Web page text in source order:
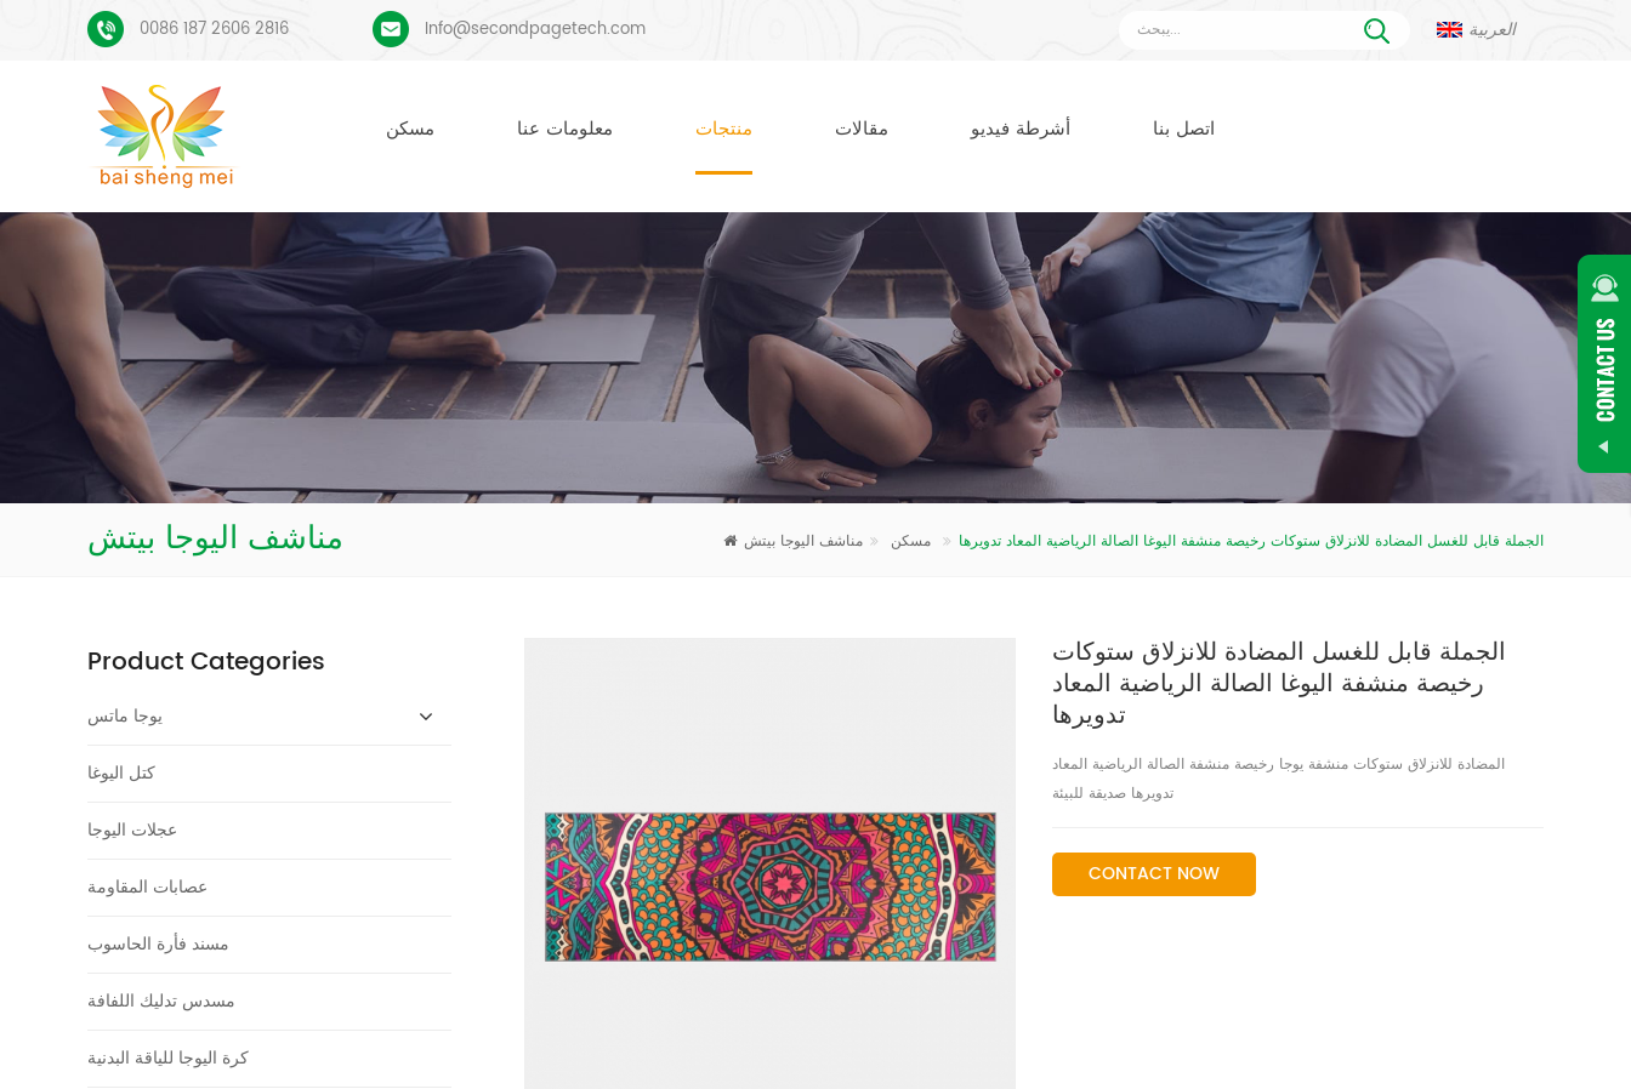
0086 187 2606 2816 Info@secondpagetech.com العربية
مسكن معلومات عنا منتجات مقالات أشرطة فيديو اتصل بنا
مناشف اليوجا بيتش مسكن الجملة قابل للغسل المضادة للانزلاق ستوكات رخيصة منشفة اليوغا الصالة الرياضية المعاد تدويرها
Product Categories
يوجا ماتس
كتل اليوغا
عجلات اليوجا
عصابات المقاومة
مسند فأرة الحاسوب
مسدس تدليك اللفافة
كرة اليوجا للياقة البدنية
الجملة قابل للغسل المضادة للانزلاق ستوكات
رخيصة منشفة اليوغا الصالة الرياضية المعاد
تدويرها
المضادة للانزلاق ستوكات منشفة يوجا رخيصة منشفة الصالة الرياضية المعاد
تدويرها صديقة للبيئة
CONTACT NOW